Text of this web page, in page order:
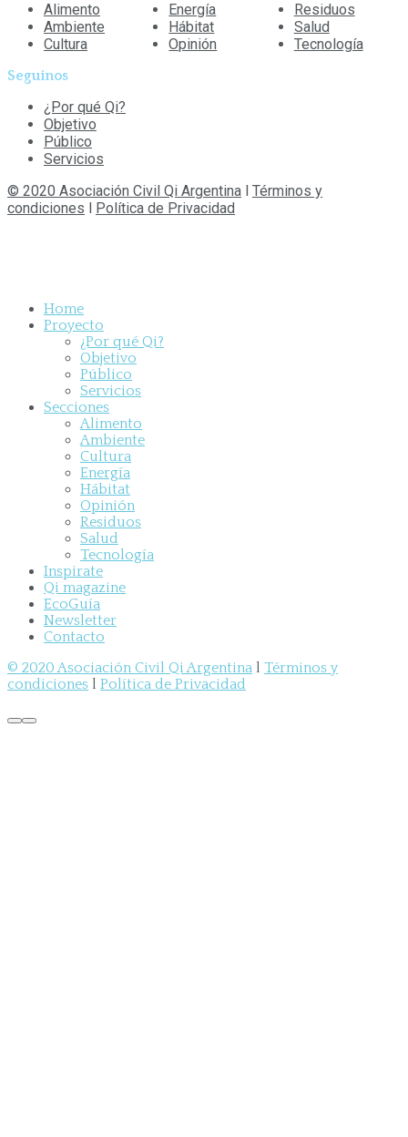
Alimento
Ambiente
Cultura
Energía
Hábitat
Opinión
Residuos
Salud
Tecnología
Seguinos
¿Por qué Qi?
Objetivo
Público
Servicios
© 2020 Asociación Civil Qi Argentina l Términos y
condiciones l Política de Privacidad
Home
Proyecto
¿Por qué Qi?
Objetivo
Público
Servicios
Secciones
Alimento
Ambiente
Cultura
Energía
Hábitat
Opinión
Residuos
Salud
Tecnología
Inspirate
Qi magazine
EcoGuía
Newsletter
Contacto
© 2020 Asociación Civil Qi Argentina l Términos y
condiciones l Política de Privacidad